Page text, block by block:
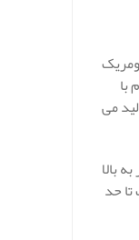
با
می
بالا
حد